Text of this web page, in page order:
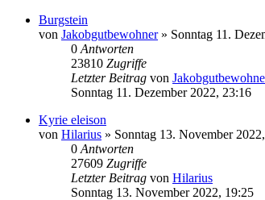
Burgstein
von Jakobgutbewohner» Sonntag 11.
0 Antworten
23810 Zugriffe
Letzter Beitrag von
Sonntag 11. Dezember 2022, 23:16
Kyrie eleison
von Hilarius » Sonntag 13. November
0 Antworten
27609 Zugriffe
Letzter Beitrag von Hilarius
Sonntag 13. November 2022, 19:25